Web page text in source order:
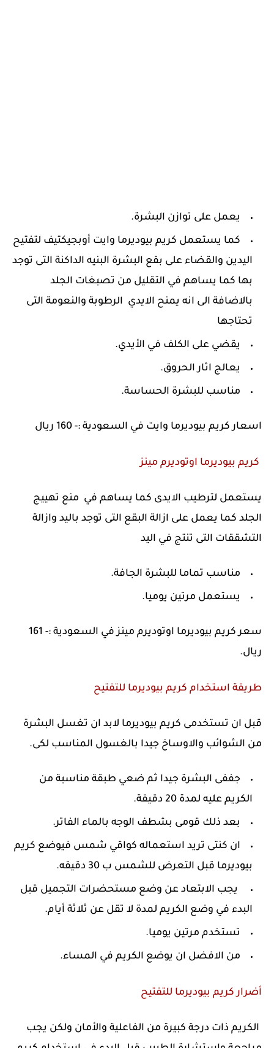
يعمل على توازن البشرة.
كما يستعمل كريم بيوديرما وايت أوبجيكتيف لتفتيح
اليدين والقضاء على بقع البشرة البنيه الداكنة التى توجد
بها كما يساهم في التقليل من تصبغات الجلد
بالاضافة الى انه يمنح الايدي الرطوبة والنعومة التى
تحتاجها
يقضي على الكلف في الأيدي.
يعالج اثار الحروق.
مناسب للبشرة الحساسة.
اسعار كريم بيوديرما وايت في السعودية :- 160 ريال
كريم بيوديرما اوتوديرم مينز
يستعمل لترطيب الايدى كما يساهم في منع تهييج
الجلد كما يعمل على ازالة البقع التى توجد باليد وازالة
التشققات التى تنتج في اليد
مناسب تماما للبشرة الجافة.
يستعمل مرتين يوميا.
سعر كريم بيوديرما اوتوديرم مينز في السعودية :- 161
ريال.
طريقة استخدام كريم بيوديرما للتفتيح
قبل ان تستخدمى كريم بيوديرما لابد ان تغسل البشرة
من الشوائب والاوساخ جيدا بالغسول المناسب لكى.
جففى البشرة جيدا ثم ضعي طبقة مناسبة من
الكريم عليه لمدة 20 دقيقة.
بعد ذلك قومى بشطف الوجه بالماء الفاتر.
ان كنتى تريد استعماله كواقي شمس فيوضع كريم
بيوديرما قبل التعرض للشمس ب 30 دقيقه.
يجب الابتعاد عن وضع مستحضرات التجميل قبل
البدء في وضع الكريم لمدة لا تقل عن ثلاثة أيام.
تستخدم مرتين يوميا.
من الافضل ان يوضع الكريم في المساء.
أضرار كريم بيوديرما للتفتيح
الكريم ذات درجة كبيرة من الفاعلية والأمان ولكن يجب